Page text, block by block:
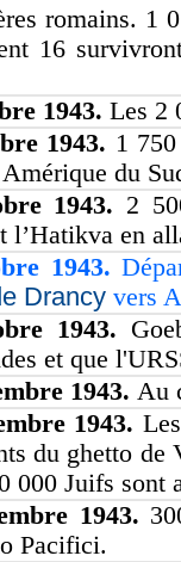
romains. 1
16
1943. Les 2
1943. 1
du
1943. 2
l’Hatikva en
1943.
Drancy vers
1943.
et que
1943. Au
1943.
du ghetto de
000 Juifs sont
1943.
Pacifici.